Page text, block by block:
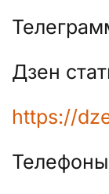
Дзен
https://